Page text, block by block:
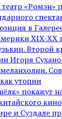
«Ромэн»
в
XIX-XX
Второй
Игоря
утопии
покажут
кино
и Суздале